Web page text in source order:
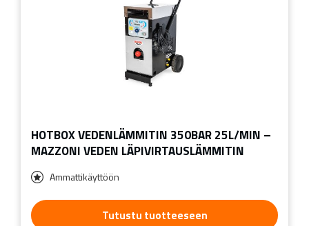
HOTBOX VEDENLÄMMITIN 350BAR 25L/MIN –
MAZZONI VEDEN LÄPIVIRTAUSLÄMMITIN
Ammattikäyttöön
Tutustu tuotteeseen